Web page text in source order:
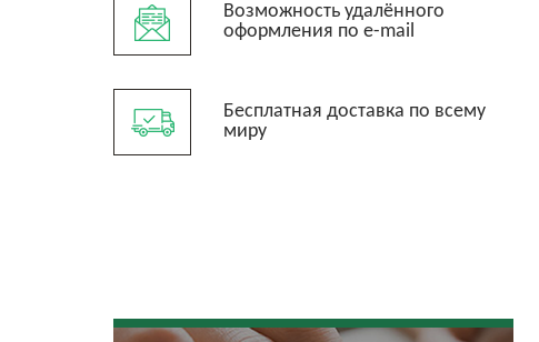
Возможность удалённого
оформления по e-mail
Бесплатная доставка по всему
миру